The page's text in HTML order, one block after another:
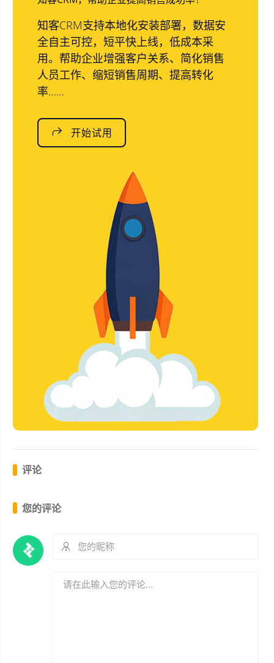
知客CRM支持本地化安装部署，数据安
全自主可控，短平快上线，低成本采
用。帮助企业增强客户关系、简化销售
人员工作、缩短销售周期、提高转化
率……
开始试用
评论
您的评论